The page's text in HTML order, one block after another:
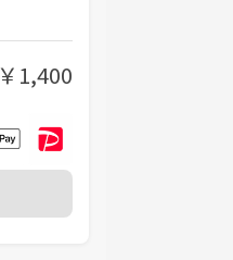
￥1,400